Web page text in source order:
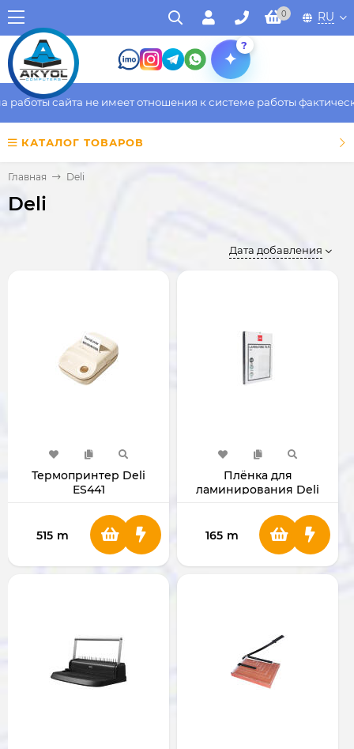
0 RU
?
сайта не имеет отношения к системе работы
КАТАЛОГ ТОВАРОВ
Главная Deli
Deli
Дата добавления
Термопринтер Deli
ES441
515 m
Плёнка для
ламинирования Deli
165 m